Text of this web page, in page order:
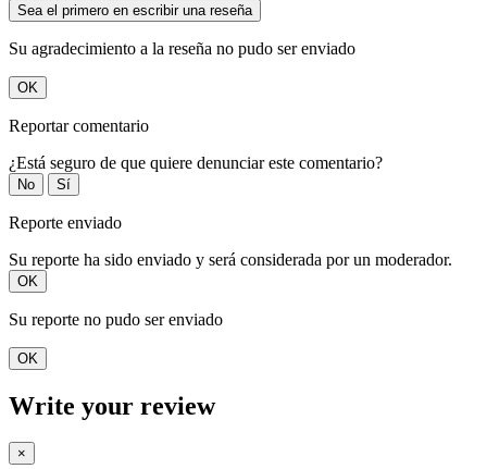
Sea el primero en escribir una reseña
Su agradecimiento a la reseña no pudo ser enviado
OK
Reportar comentario
¿Está seguro de que quiere denunciar este comentario?
No Sí
Reporte enviado
Su reporte ha sido enviado y será considerada por un moderador.
OK
Su reporte no pudo ser enviado
OK
Write your review
×